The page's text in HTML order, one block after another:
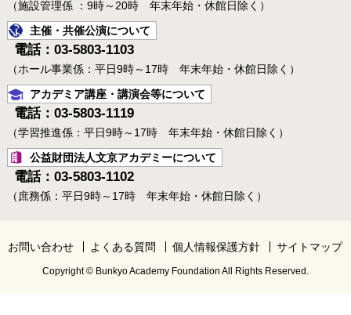
（施設管理係 ：9時～20時 年末年始・休館日除く）
主催・共催公演について
電話：03-5803-1103
（ホール事業係：平日9時～17時 年末年始・休館日除く）
アカデミア講座・講演会等について
電話：03-5803-1119
（学習推進係：平日9時～17時 年末年始・休館日除く）
公益財団法人文京アカデミーについて
電話：03-5803-1102
（庶務係：平日9時～17時 年末年始・休館日除く）
お問い合わせ よくある質問 個人情報保護方針 サイトマップ
Copyright © Bunkyo Academy Foundation All Rights Reserved.